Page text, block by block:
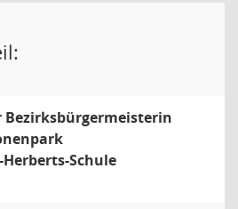
Bezirksbürgermeisterin
Schule